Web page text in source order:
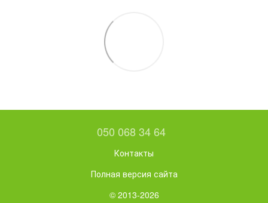
050 068 34 64
Контакты
Полная версия сайта
© 2013-2026